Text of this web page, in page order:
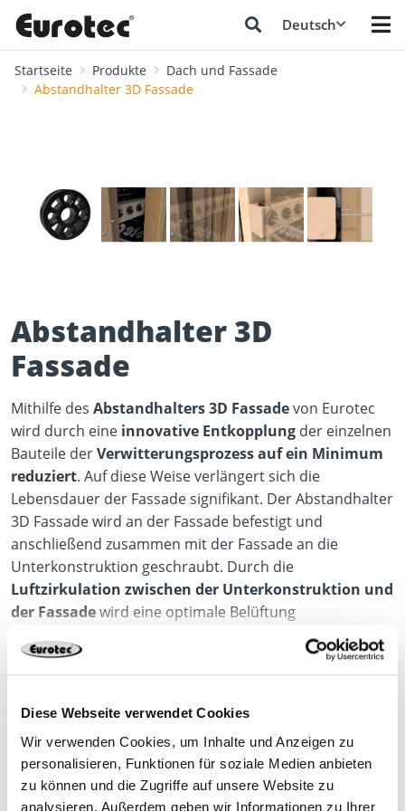
Diese Webseite verwendet Cookies
Wir verwenden Cookies, um Inhalte und Anzeigen zu
personalisieren, Funktionen für soziale Medien anbieten
zu können und die Zugriffe auf unsere Website zu
analysieren. Außerdem geben wir Informationen zu Ihrer
Deutsch
Startseite Produkte
Dach und Fassade
Abstandhalter 3D Fassade
Abstandhalter 3D
Fassade
Mithilfe des Abstandhalters 3D Fassadevon Eurotec
wird durch eine innovative Entkopplung der einzelnen
Bauteile derVerwitterungsprozess auf ein Minimum
reduziert. Auf diese Weise verlängert sich die
Lebensdauer der Fassade signifikant. Der Abstandhalter
3D Fassade wird an der Fassade befestigt und
anschließend zusammen mit der Fassade an die
Unterkonstruktion geschraubt. Durch die
Luftzirkulation zwischen der Unterkonstruktion und
der Fassadewird eine optimale Belüftung
gewährleistet. Außerdem kann Wasser, durch z. B.
Kondensat, aufgrund der speziellen Geometrie des
Abstandhalters optimal ablaufen. Der Abstandhalter
befestigen.
Einsatzmöglichkeiten
mehr anzeigen
Produktdatenblatt